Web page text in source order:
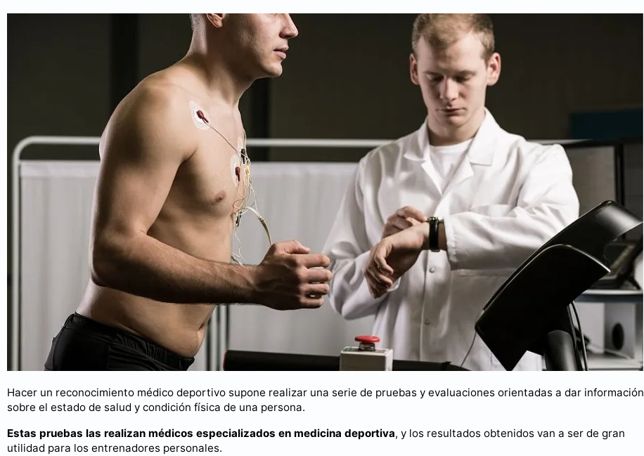
Hacer un reconocimiento médico deportivo supone realizar una serie de pruebas y evaluaciones orientadas a dar información
sobre el estado de salud y condición física de una persona.
Estas pruebas las realizan médicos especializados en medicina deportiva, y los resultados obtenidos van a ser de gran
utilidad para los entrenadores personales.